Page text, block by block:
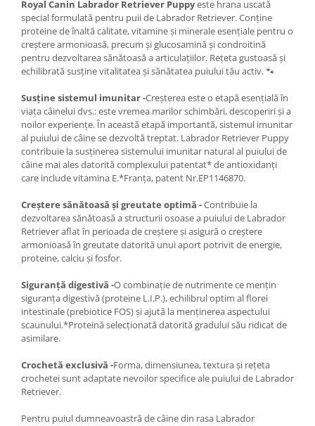
Incalzitor Iaz
Accesorii iaz
Cai
Toaletare cai
Accesorii cai
Royal Canin Labrador Retriever Puppyeste hrana uscată
special formulată pentru puii de Labrador Retriever. Conține
proteine de înaltă calitate, vitamine și minerale esențiale pentru o
creștere armonioasă, precum și glucosamină și condroitină
pentru dezvoltarea sănătoasă a articulațiilor. Rețeta gustoasă și
echilibrată susține vitalitatea și sănătatea puiului tău activ. 🐾
Susține sistemul imunitar -Creșterea este o etapă esențială în
viața câinelui dvs.: este vremea marilor schimbări, descoperiri și a
noilor experiențe. În această etapă importantă, sistemul imunitar
al puiului de câine se dezvoltă treptat. Labrador Retriever Puppy
contribuie la susținerea sistemului imunitar natural al puiului de
câine mai ales datorită complexului patentat* de antioxidanți
care include vitamina E.*Franţa, patent Nr.EP1146870.
Creştere sănătoasă şi greutate optimă -Contribuie la
dezvoltarea sănătoasă a structurii osoase a puiului de Labrador
Retriever aflat în perioada de creștere şi asigură o creștere
armonioasă în greutate datorită unui aport potrivit de energie,
proteine, calciu şi fosfor.
Siguranță digestivă -O combinație de nutrimente ce mențin
siguranța digestivă (proteine L.I.P.), echilibrul optim al florei
intestinale (prebiotice FOS) și ajută la menținerea aspectului
scaunului.*Proteină selecționată datorită gradului său ridicat de
asimilare.
Crochetă exclusivă -Forma, dimensiunea, textura și rețeta
crochetei sunt adaptate nevoilor specifice ale puiului de Labrador
Retriever.
Pentru puiul dumneavoastră de câine din rasa Labrador